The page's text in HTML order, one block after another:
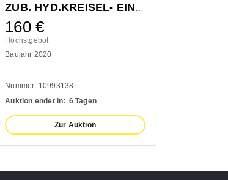
160€
Höchstgebot
Baujahr 2020
Nummer: 10993138
Auktion endet in: 6 Tagen
Zur Auktion